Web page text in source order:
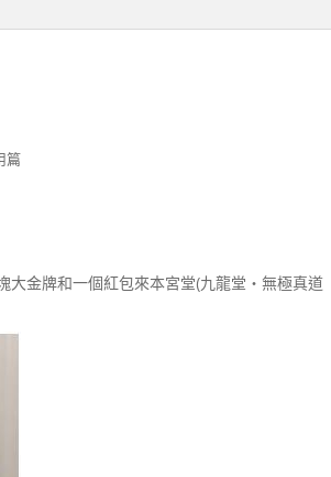
篇
大金牌和一個紅包來本宮堂(九龍堂‧無極真道